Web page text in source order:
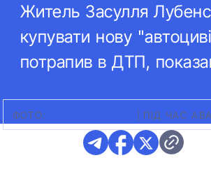
Житель Засулля
купувати нову
потрапив в ДТП,
ФОТО: ПІД ЧАС